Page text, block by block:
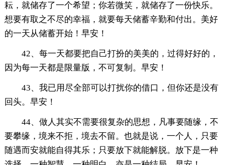
耘，就储存了一个希望；你若微笑，就储存了一份快乐。
想要有取之不尽的幸福，就要每天储蓄辛勤和付出。美好
的一天从储蓄开始！早安！
42、每一天都要把自己打扮的美美的，过得好好的，
因为每一天都是限量版，不可复制。早安！
43、我已用尽全部可以打扰你的借口，但你还是没有
回头。早安！
44、做人其实不需要很复杂的思想，凡事要随缘，不
要攀缘，境来不拒，境去不留。也就是说，一个人，只要
随遇而安就能自得其乐；只要放下就能解脱。放下是一种